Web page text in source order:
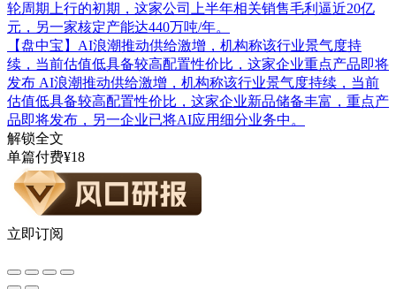
轮周期上行的初期，这家公司上半年相关销售毛利逼近20亿
元，另一家核定产能达440万吨/年。
【盘中宝】AI浪潮推动供给激增，机构称该行业景气度持
续，当前估值低具备较高配置性价比，这家企业重点产品即将
发布 AI浪潮推动供给激增，机构称该行业景气度持续，当前
估值低具备较高配置性价比，这家企业新品储备丰富，重点产
品即将发布，另一企业已将AI应用细分业务中。
解锁全文
单篇付费¥18
立即订阅